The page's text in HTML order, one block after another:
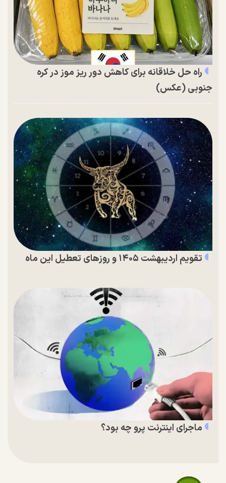
راه حل خلاقانه برای کاهش دور ریز موز در کره
جنوبی (عکس)
تقویم اردیبهشت ۱۴۰۵ و روز‌های تعطیل این ماه
ماجرای اینترنت پرو چه بود؟